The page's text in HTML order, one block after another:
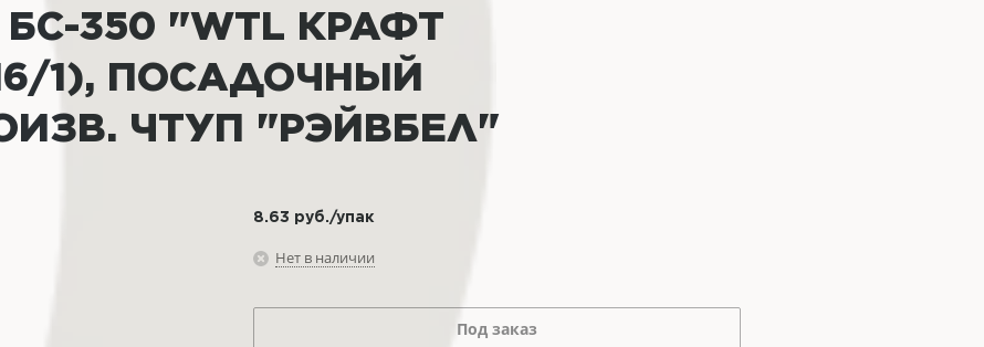
350 "WTL КРАФТ
1), ПОСАДОЧНЫЙ
ЧТУП "РЭЙВБЕЛ"
8.63 руб./упак
Нет в наличии
Под заказ